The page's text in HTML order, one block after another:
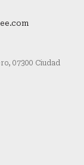
07300 Ciudad